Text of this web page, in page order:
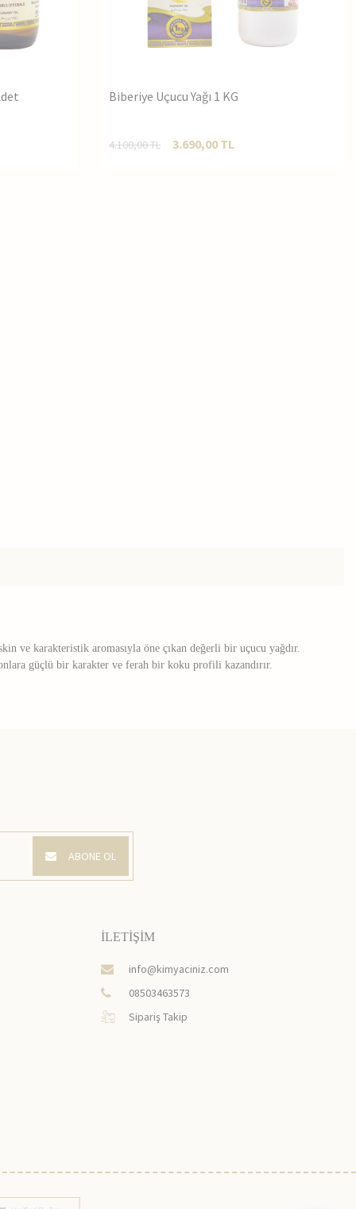
Biberiye Uçucu Yağı 1 KG
4.100,00TL 3.690,00TL
ve karakteristik aromasıyla öne çıkan değerli bir uçucu yağdır.
güçlü bir karakter ve ferah bir koku profili kazandırır.
ABONE OL
İLETİŞİM
info@kimyaciniz.com
08503463573
Sipariş Takip